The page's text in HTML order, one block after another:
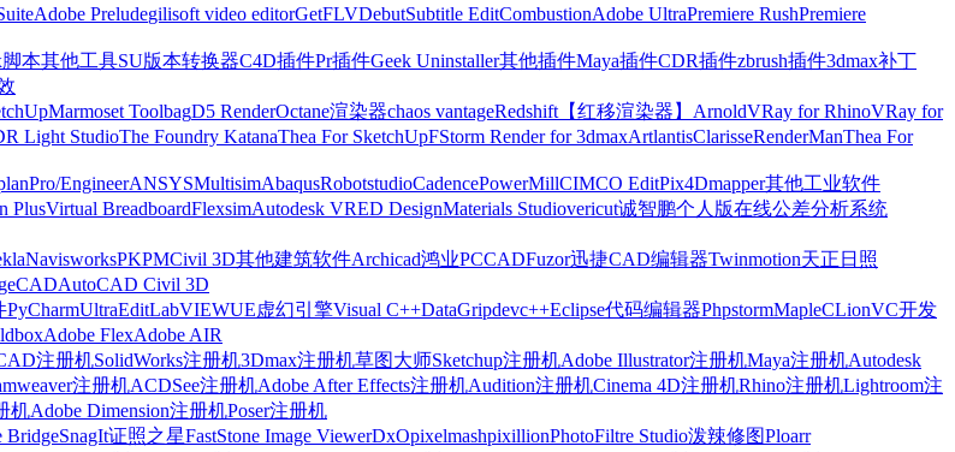
Adobe Preludegilisoft video editorGetFLVDebutSubtitle EditCombustionAdobe UltraPremiere RushPremiere
脚本其他工具SU版本转换器C4D插件Pr插件Geek Uninstaller其他插件Maya插件CDR插件zbrush插件3dmax补丁
Marmoset ToolbagD5 RenderOctane渲染器chaos vantageRedshift【红移渲染器】 ArnoldVRay for RhinoVRay for
Light StudioThe Foundry KatanaThea For SketchUpFStorm Render for 3dmaxArtlantisClarisseRenderManThea For
Pro/EngineerANSYSMultisimAbaqusRobotstudioCadencePowerMillCIMCO EditPix4Dmapper其他工业软件
PlusVirtual BreadboardFlexsimAutodesk VRED DesignMaterials Studiovericut诚智鹏个人版在线公差分析系统
NavisworksPKPMCivil 3D其他建筑软件Archicad鸿业PCCADFuzor迅捷CAD编辑器Twinmotion天正日照
AutoCAD Civil 3D
PyCharmUltraEditLabVIEWUE虚幻引擎Visual C++DataGripdevc++Eclipse代码编辑器PhpstormMapleCLionVC开发
Adobe FlexAdobe AIR
注册机SolidWorks注册机3Dmax注册机草图大师Sketchup注册机Adobe Illustrator注册机Maya注册机Autodesk
注册机ACDSee注册机Adobe After Effects注册机Audition注册机Cinema 4D注册机Rhino注册机Lightroom注
机Adobe Dimension注册机Poser注册机
BridgeSnagIt证照之星FastStone Image ViewerDxOpixelmashpixillionPhotoFiltre Studio泼辣修图Ploarr